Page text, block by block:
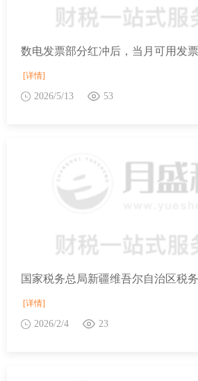
数电发票部分红冲后，当月可用发
[详情]
2026/5/13 53
[详情]
2026/2/4 23